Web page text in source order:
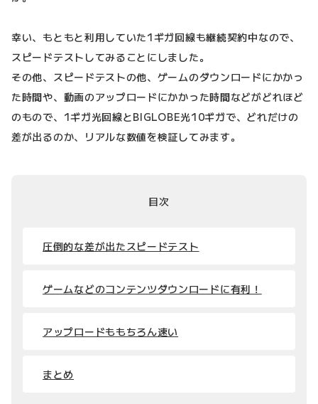
幸い、もともと利用していた1ギガ回線も継続契約中なので、
スピードテストしてみることにしました。
その他、スピードテストの他、ゲームのダウンロードにかかっ
た時間や、動画のアップロードにかかった時間などがどれほど
のもので、1ギガ光回線とBIGLOBE光10ギガで、どれだけの
差が出るのか、リアルな数値を検証してみます。
目次
圧倒的な差が出たスピードテスト
ゲームなどのコンテンツダウンロードに有利！
アップロードももちろん速い
まとめ